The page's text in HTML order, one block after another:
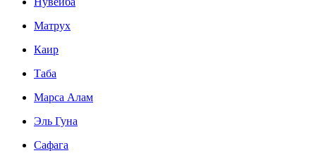
Матрух
Каир
Таба
Марса Алам
Эль Гуна
Сафага